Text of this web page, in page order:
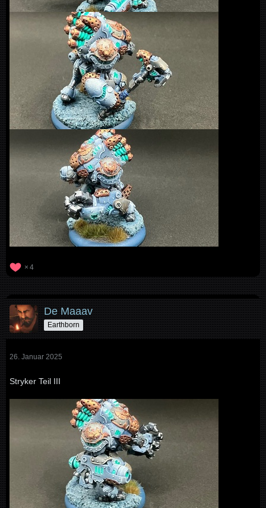
4
De Maaav
Earthborn
26. Januar 2025
Stryker Teil III